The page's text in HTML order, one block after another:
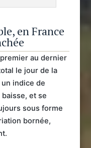
en France
au dernier
le jour de la
indice de
baisse, et se
sous forme
bornée,